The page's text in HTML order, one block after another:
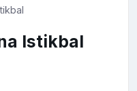
Istikbal